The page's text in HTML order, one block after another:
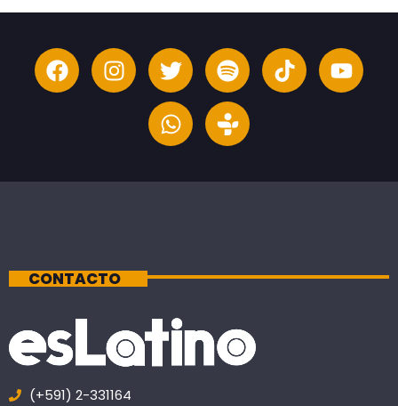
CONTACTO
(+591) 2-331164